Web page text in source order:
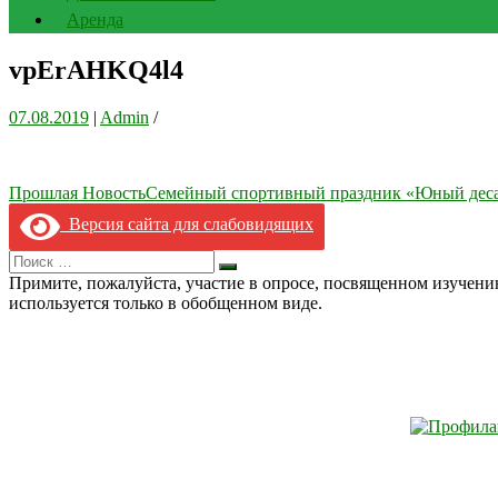
Аренда
vpErAHKQ4l4
07.08.2019 | Admin /
Навигация
по
записям
Прошлая НовостьCемейный спортивный праздник «Юный
Версия сайта для слабовидящих
Search
for:
Искать
Примите, пожалуйста, участие в опросе, посвященном
используется только в обобщенном виде.